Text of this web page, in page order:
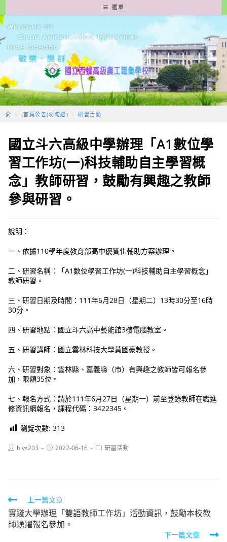
轉
至
要
容
選單
> -首頁公告(勿勾選) > 研習活動
國立斗六高級中學辦理「A1數位學
習工作坊(一)科技輔助自主學習概
念」教師研習，鼓勵有興趣之教師
參與研習。
說明：
一、依據110學年度教育部高中優質化輔助方案辦理。
二、研習名稱：「A1數位學習工作坊(一)科技輔助自主學習概念」
教師研習。
三、研習日期及時間：111年6月28日（星期二）13時30分至16時
30分。
四、研習地點：國立斗六高中藝能館3樓電腦教室。
五、研習講師：國立雲林科技大學黃國豪教授。
六、研習對象：雲林縣、嘉義縣（市）有興趣之教師皆可報名參
加，限額35位。
七、報名方式：請於111年6月27日（星期一）前至登錄教師在職進
修資訊網報名，課程代碼：3422345。
瀏覽次數: 313
Posthlvs203
Post2022-06-16
Post研習活動
Read
more
articles
上一篇文章
實踐大學辦理「雙語教師工作坊」活動資訊，鼓勵本校教
師踴躍報名參加。
下一篇文章